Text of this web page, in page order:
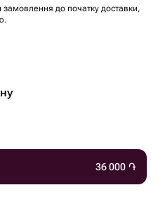
до початку доставки,
36 000 ֏